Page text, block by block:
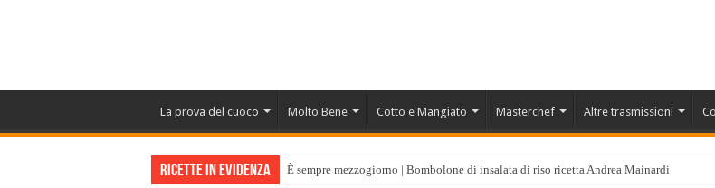
La prova del cuoco Molto Bene Cotto e Mangiato Masterchef Altre trasmissioni
Ricette in evidenza È sempre mezzogiorno | Bombolone di insalata di riso ricetta Andrea Mainardi